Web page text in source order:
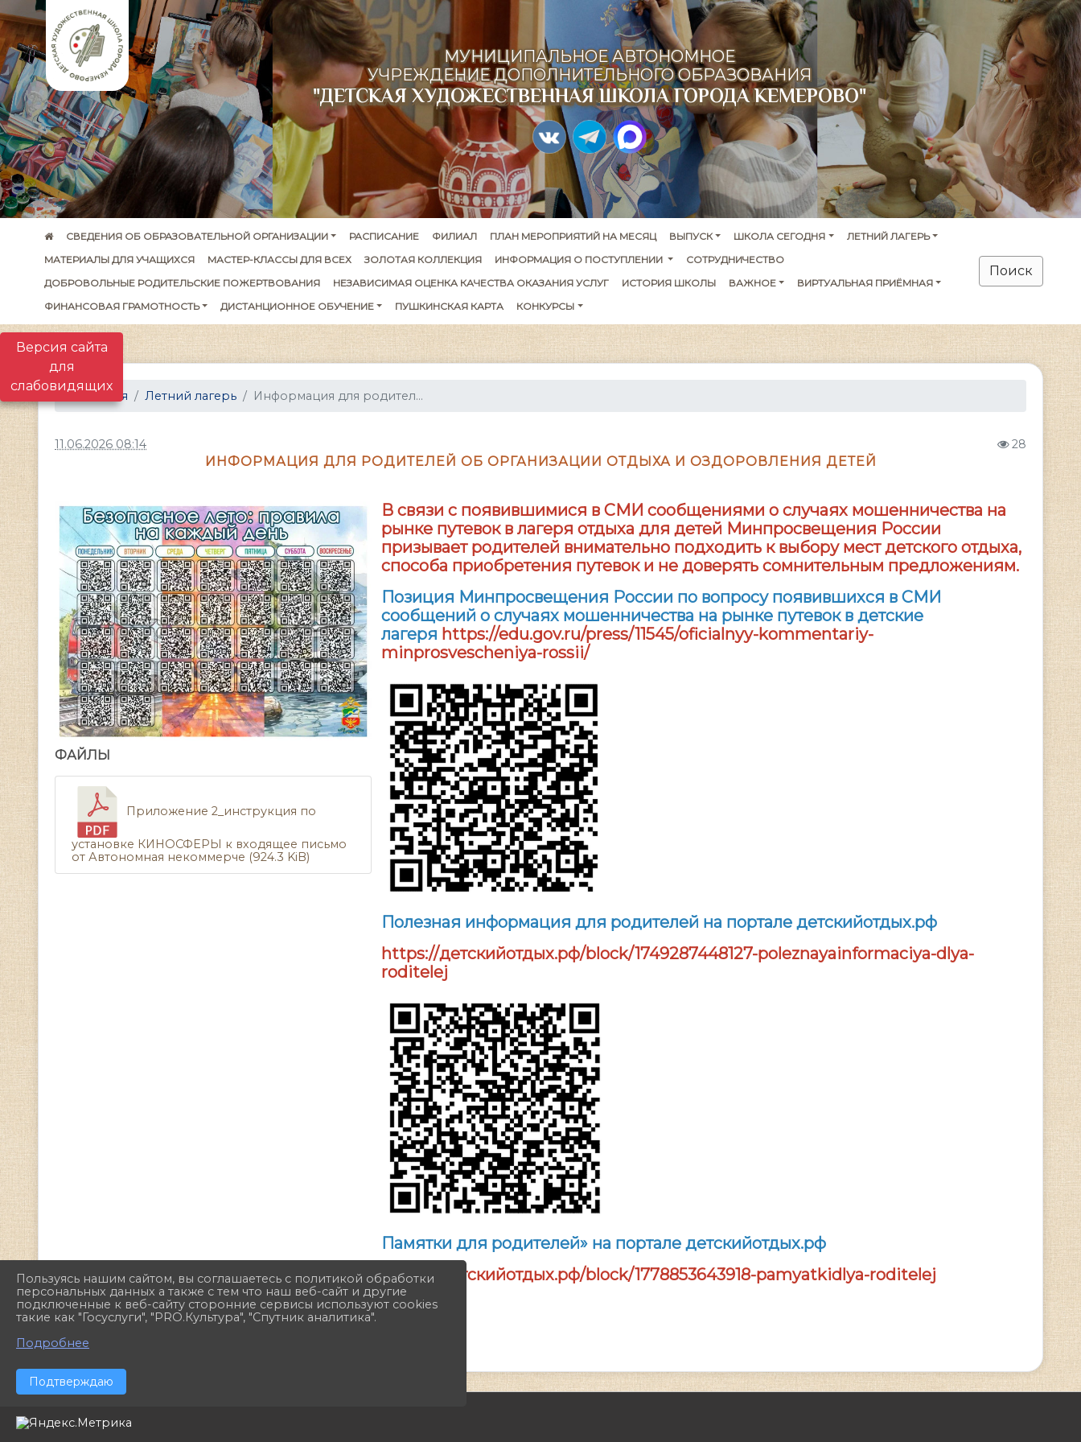
Версия сайта
для
слабовидящих
МУНИЦИПАЛЬНОЕ АВТОНОМНОЕ
УЧРЕЖДЕНИЕ ДОПОЛНИТЕЛЬНОГО ОБРАЗОВАНИЯ
"ДЕТСКАЯ ХУДОЖЕСТВЕННАЯ ШКОЛА ГОРОДА КЕМЕРОВО"
СВЕДЕНИЯ ОБ ОБРАЗОВАТЕЛЬНОЙ ОРГАНИЗАЦИИ РАСПИСАНИЕ ФИЛИАЛ ПЛАН МЕРОПРИЯТИЙ НА МЕСЯЦ ВЫПУСК ШКОЛА СЕГОДНЯ
ЛЕТНИЙ ЛАГЕРЬ
МАТЕРИАЛЫ ДЛЯ УЧАЩИХСЯ
МАСТЕР-КЛАССЫ ДЛЯ ВСЕХ ЗОЛОТАЯ КОЛЛЕКЦИЯ ИНФОРМАЦИЯ О ПОСТУПЛЕНИИ
СОТРУДНИЧЕСТВО
ДОБРОВОЛЬНЫЕ РОДИТЕЛЬСКИЕ ПОЖЕРТВОВАНИЯ
НЕЗАВИСИМАЯ ОЦЕНКА КАЧЕСТВА ОКАЗАНИЯ УСЛУГ ИСТОРИЯ ШКОЛЫ ВАЖНОЕ
ВИРТУАЛЬНАЯ ПРИЁМНАЯ
ФИНАНСОВАЯ ГРАМОТНОСТЬ
ДИСТАНЦИОННОЕ ОБУЧЕНИЕ ПУШКИНСКАЯ КАРТА КОНКУРСЫ
Поиск
Главная Летний лагерь Информация для родител...
11.06.2026 08:14 28
ИНФОРМАЦИЯ ДЛЯ РОДИТЕЛЕЙ ОБ ОРГАНИЗАЦИИ ОТДЫХА И ОЗДОРОВЛЕНИЯ ДЕТЕЙ
ФАЙЛЫ
Приложение 2_инструкция по
установке КИНОСФЕРЫ к входящее письмо
от Автономная некоммерче (924.3 KiB)
В связи с появившимися в СМИ сообщениями о случаях мошенничества на
рынке путевок в лагеря отдыха для детей Минпросвещения России
призывает родителей внимательно подходить к выбору мест детского отдыха,
способа приобретения путевок и не доверять сомнительным предложениям.
Позиция Минпросвещения России по вопросу появившихся в СМИ
сообщений о случаях мошенничества на рынке путевок в детские
лагеря https://edu.gov.ru/press/11545/oficialnyy-kommentariy-
minprosvescheniya-rossii/
Полезная информация для родителей на портале детскийотдых.рф
https://детскийотдых.рф/block/1749287448127-poleznayainformaciya-dlya-
roditelej
Памятки для родителей» на портале детскийотдых.рф
https://детскийотдых.рф/block/1778853643918-pamyatkidlya-roditelej
Пользуясь нашим сайтом, вы соглашаетесь с политикой обработки
персональных данных а также с тем что наш веб-сайт и другие
подключенные к веб-сайту сторонние сервисы используют cookies
такие как "Госуслуги", "PRO.Культура", "Спутник аналитика".
Подробнее
Подтверждаю